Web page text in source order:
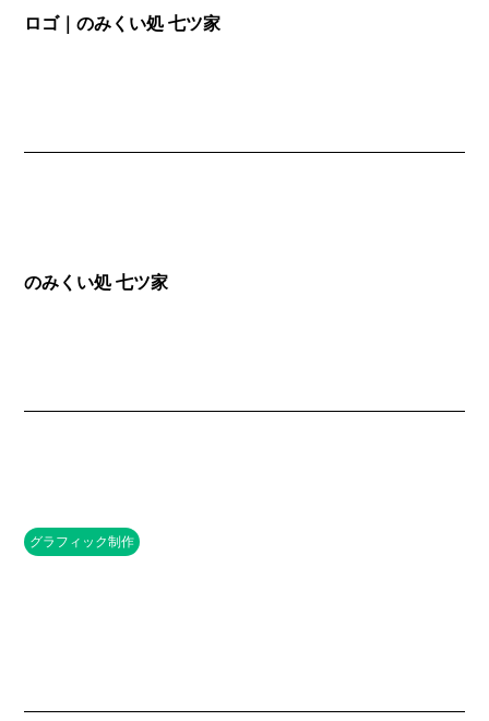
ロゴ｜のみくい処 七ツ家
のみくい処 七ツ家
グラフィック制作